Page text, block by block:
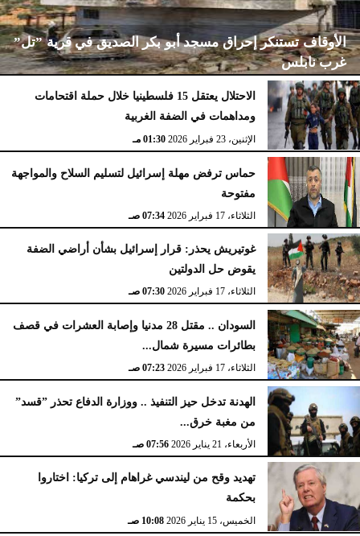
الأوقاف تستنكر إحراق مسجد أبو بكر الصديق في قرية ”تل”
غرب نابلس
الإثنين، 23 فبراير 2026 02:15 مـ
الاحتلال يعتقل 15 فلسطينيا خلال حملة اقتحامات
ومداهمات في الضفة الغربية
الإثنين، 23 فبراير 2026 01:30 مـ
حماس ترفض مهلة إسرائيل لتسليم السلاح والمواجهة
مفتوحة
الثلاثاء، 17 فبراير 2026 07:34 صـ
غوتيريش يحذر: قرار إسرائيل بشأن أراضي الضفة
يقوض حل الدولتين
الثلاثاء، 17 فبراير 2026 07:30 صـ
السودان .. مقتل 28 مدنيا وإصابة العشرات في قصف
بطائرات مسيرة شمال...
الثلاثاء، 17 فبراير 2026 07:23 صـ
الهدنة تدخل حيز التنفيذ .. ووزارة الدفاع تحذر ”قسد”
من مغبة خرق...
الأربعاء، 21 يناير 2026 07:56 صـ
تهديد وقح من ليندسي غراهام إلى تركيا: اختاروا
بحكمة
الخميس، 15 يناير 2026 10:08 صـ